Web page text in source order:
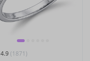
4.9 (1871)